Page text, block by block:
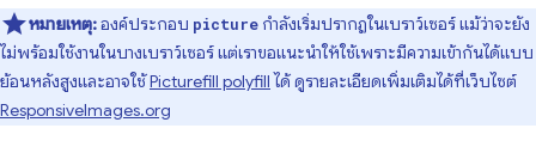
หมายเหตุ:องค์ประกอบ picture กำลังเริ่มปรากฏในเบราว์เซอร์ แม้ว่าจะยัง
ไม่พร้อมใช้งานในบางเบราว์เซอร์ แต่เราขอแนะนำให้ใช้เพราะมีความเข้ากันได้แบบ
ย้อนหลังสูงและอาจใช้Picturefill polyfill ได้ ดูรายละเอียดเพิ่มเติมได้ที่เว็บไซต์
ResponsiveImages.org